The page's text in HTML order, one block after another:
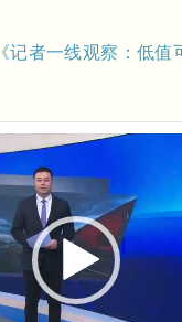
《记者一线观察：低值